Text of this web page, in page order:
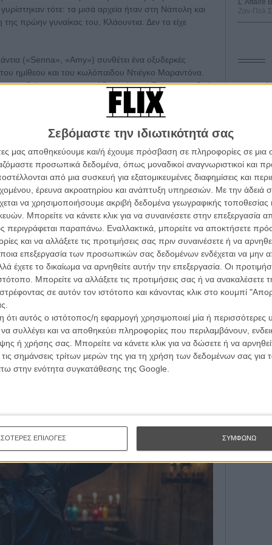
Σεβόμαστε την ιδιωτικότητά σας
μας αποθηκεύουμε και/ή έχουμε πρόσβαση σε πληροφορίες σε
προσωπικά δεδομένα, όπως μοναδικοί αναγνωριστικοί και
από μια συσκευή για εξατομικευμένες διαφημίσεις και
έρευνα ακροατηρίου και ανάπτυξη υπηρεσιών. Με την άδειά
να χρησιμοποιήσουμε ακριβή δεδομένα γεωγραφικής τοποθεσίας
Μπορείτε να κάνετε κλικ για να συναινέσετε στην επεξεργασία
περιγράφεται παραπάνω. Εναλλακτικά, μπορείτε να αποκτήσετε
και να αλλάξετε τις προτιμήσεις σας πριν συναινέσετε ή να
επεξεργασία των προσωπικών σας δεδομένων ενδέχεται να μην
έχετε το δικαίωμα να αρνηθείτε αυτήν την επεξεργασία. Οι
Μπορείτε να αλλάξετε τις προτιμήσεις σας ή να ανακαλέσετε
σε αυτόν τον ιστότοπο και κάνοντας κλικ στο κουμπί
αυτός ο ιστότοπος/η εφαρμογή χρησιμοποιεί μία ή περισσότερες
συλλέγει και να αποθηκεύει πληροφορίες που περιλαμβάνουν,
ή χρήσης σας. Μπορείτε να κάνετε κλικ για να δώσετε ή να
σημάνσεις τρίτων μερών της για τη χρήση των δεδομένων σας
στην ενότητα συγκατάθεσης της Google.
ΕΠΙΛΟΓΕΣ ΣΥΜΦΩΝΩ
τότε: τα μισά αρχεία ήταν στη Νάπολη και
πρώην γυναίκας του, Κλάουντια. Δεν τα είχε
(«Senna», «Amy») συνθέτει ένα οξυδερκές
ημίθεου και του κωλόπαιδου Ντιέγκο Μαραντόνα.
και βιώνεται ως αγωνιώδες ντέρμπι. Ενα σκορσεζικό
Νάπολι.
Διαβάστε εδώ τη γνώμη του Flix
ΕΡΤ 2
to Train your Dragon) των Ντιν ΝτεΜπλουά,
Ψάρη, που μένει στο νησί του Μπερκ, όπου η
τρόπος ζωής. Ο χαρακτήρας, όμως, του Ψάρη δεν
του ούτε και με αυτήν του αρχηγού της που
Ωστόσο, όταν ξεκινά η Εκπαίδευση στους
εκείνος συνειδητοποιεί πως αυτή είναι η
τις ικανότητες να γίνει μαχητής και να κερδίσει την
δράκο που τελικά γίνεται και φίλος του,
εκεί που ήλπιζε να είχε την ευκαιρία του να
κάτι πολύ μεγαλύτερο και δυσκολότερο: να
της φυλής του απέναντι στους δράκους.
που δημιούργησε τις επιτυχίες "Σρεκ",
μια κωμική περιπέτεια που λαμβάνει χώρα στο
των άγριων δράκων, βασισμένη στο ομώνυμο
για τα Οσκαρ Κινουμένων Σχεδίων και Μουσικής.
L’ Affaire
Ζαν-Πολ
Ο
10
τον
Εγγράψου
Θέλω
τα βλέπεις όλα σινεμά...
εβδομάδα
τρόπο του flix
του flix, στο inbox σου
ειδήσεις | νέες ταινίες | πρόγραμμα αιθουσών για όλη την Ελλάδα |
| συνεντεύξεις | απόψεις | αφιερώματα | διαγωνισμοί
ΕΓΓΡΑΦΗ